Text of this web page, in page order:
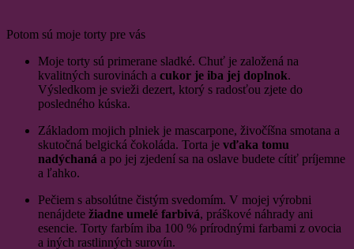
Potom sú moje torty pre vás
Moje torty sú primerane sladké. Chuť je založená na
kvalitných surovinách a cukor je iba jej doplnok.
Výsledkom je svieži dezert, ktorý s radosťou zjete do
posledného kúska.
Základom mojich plniek je mascarpone, živočíšna smotana a
skutočná belgická čokoláda. Torta je vďaka tomu
nadýchaná a po jej zjedení sa na oslave budete cítiť príjemne
a ľahko.
Pečiem s absolútne čistým svedomím. V mojej výrobni
nenájdete žiadne umelé farbivá, práškové náhrady ani
esencie. Torty farbím iba 100 % prírodnými farbami z ovocia
a iných rastlinných surovín.